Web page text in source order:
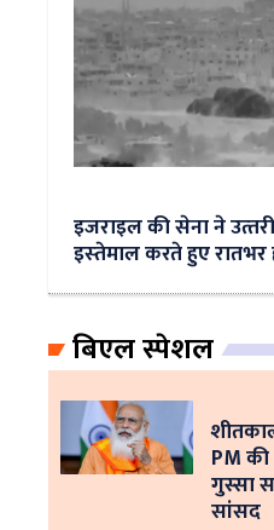
इजराइल की सेना ने
इस्‍तेमाल करते हुए रातभर
बिएल स्पेशल
PM
गुस्सा
सांसद